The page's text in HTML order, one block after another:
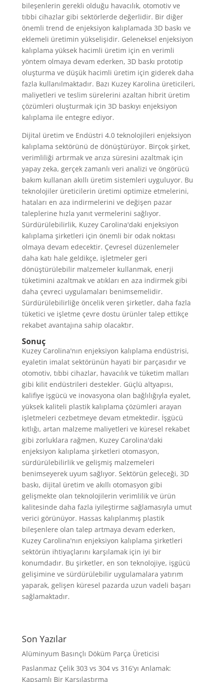
bileşenlerin gerekli olduğu havacılık, otomotiv ve
tıbbi cihazlar gibi sektörlerde değerlidir. Bir diğer
önemli trend de enjeksiyon kalıplamada 3D baskı ve
eklemeli üretimin yükselişidir. Geleneksel enjeksiyon
kalıplama yüksek hacimli üretim için en verimli
yöntem olmaya devam ederken, 3D baskı prototip
oluşturma ve düşük hacimli üretim için giderek daha
fazla kullanılmaktadır. Bazı Kuzey Karolina üreticileri,
maliyetleri ve teslim sürelerini azaltan hibrit üretim
çözümleri oluşturmak için 3D baskıyı enjeksiyon
kalıplama ile entegre ediyor.
Dijital üretim ve Endüstri 4.0 teknolojileri enjeksiyon
kalıplama sektörünü de dönüştürüyor. Birçok şirket,
verimliliği artırmak ve arıza süresini azaltmak için
yapay zeka, gerçek zamanlı veri analizi ve öngörücü
bakım kullanan akıllı üretim sistemleri uyguluyor. Bu
teknolojiler üreticilerin üretimi optimize etmelerini,
hataları en aza indirmelerini ve değişen pazar
taleplerine hızla yanıt vermelerini sağlıyor.
Sürdürülebilirlik, Kuzey Carolina'daki enjeksiyon
kalıplama şirketleri için önemli bir odak noktası
olmaya devam edecektir. Çevresel düzenlemeler
daha katı hale geldikçe, işletmeler geri
dönüştürülebilir malzemeler kullanmak, enerji
tüketimini azaltmak ve atıkları en aza indirmek gibi
daha çevreci uygulamaları benimsemelidir.
Sürdürülebilirliğe öncelik veren şirketler, daha fazla
tüketici ve işletme çevre dostu ürünler talep ettikçe
rekabet avantajına sahip olacaktır.
Sonuç
Kuzey Carolina'nın enjeksiyon kalıplama endüstrisi,
eyaletin imalat sektörünün hayati bir parçasıdır ve
otomotiv, tıbbi cihazlar, havacılık ve tüketim malları
gibi kilit endüstrileri destekler. Güçlü altyapısı,
kalifiye işgücü ve inovasyona olan bağlılığıyla eyalet,
yüksek kaliteli plastik kalıplama çözümleri arayan
işletmeleri cezbetmeye devam etmektedir. İşgücü
kıtlığı, artan malzeme maliyetleri ve küresel rekabet
gibi zorluklara rağmen, Kuzey Carolina'daki
enjeksiyon kalıplama şirketleri otomasyon,
sürdürülebilirlik ve gelişmiş malzemeleri
benimseyerek uyum sağlıyor. Sektörün geleceği, 3D
baskı, dijital üretim ve akıllı otomasyon gibi
gelişmekte olan teknolojilerin verimlilik ve ürün
kalitesinde daha fazla iyileştirme sağlamasıyla umut
verici görünüyor. Hassas kalıplanmış plastik
bileşenlere olan talep artmaya devam ederken,
Kuzey Carolina'nın enjeksiyon kalıplama şirketleri
sektörün ihtiyaçlarını karşılamak için iyi bir
konumdadır. Bu şirketler, en son teknolojiye, işgücü
gelişimine ve sürdürülebilir uygulamalara yatırım
yaparak, gelişen küresel pazarda uzun vadeli başarı
sağlamaktadır.
Son Yazılar
Alüminyum Basınçlı Döküm Parça Üreticisi
Paslanmaz Çelik 303 vs 304 vs 316'yı Anlamak:
Kapsamlı Bir Karşılaştırma